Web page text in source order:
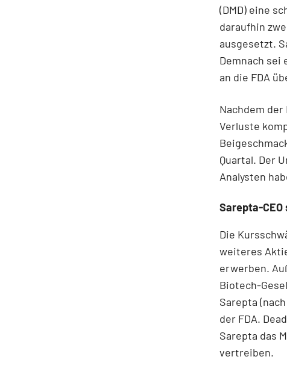
(DMD) eine
daraufhin
ausgesetzt.
Demnach
an die FDA
Nachdem
Verluste
Quartal. Der
Analysten
Sarepta-
Die
weiteres
erwerben.
Biotech-
Sarepta
der FDA.
Sarepta das
vertreiben.